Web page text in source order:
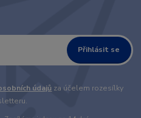
Přihlásit se
údajů za účelem rozesílky